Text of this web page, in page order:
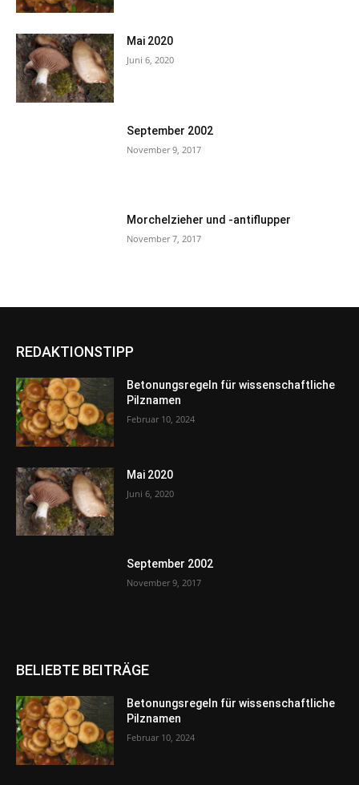
Mai 2020
Juni 6, 2020
September 2002
November 9, 2017
Morchelzieher und -antiflupper
November 7, 2017
REDAKTIONSTIPP
Betonungsregeln für wissenschaftliche
Pilznamen
Februar 10, 2024
Mai 2020
Juni 6, 2020
September 2002
November 9, 2017
BELIEBTE BEITRÄGE
Betonungsregeln für wissenschaftliche
Pilznamen
Februar 10, 2024